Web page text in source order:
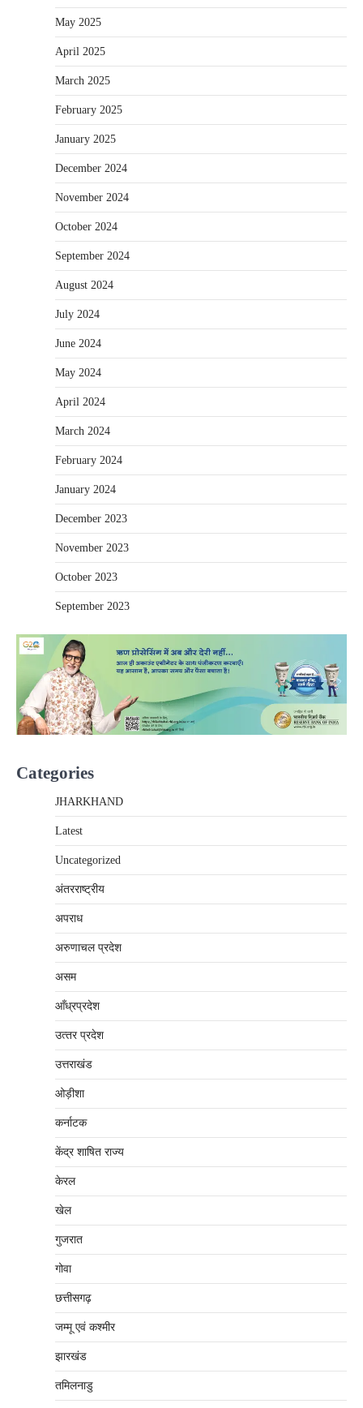
May 2025
April 2025
March 2025
February 2025
January 2025
December 2024
November 2024
October 2024
September 2024
August 2024
July 2024
June 2024
May 2024
April 2024
March 2024
February 2024
January 2024
December 2023
November 2023
October 2023
September 2023
Categories
JHARKHAND
Latest
Uncategorized
अंतरराष्‍ट्रीय
अपराध
अरुणाचल प्रदेश
असम
आँध्रप्रदेश
उत्‍तर प्रदेश
उत्तराखंड
ओड़ीशा
कर्नाटक
केंद्र शाषित राज्य
केरल
खेल
गुजरात
गोवा
छत्तीसगढ़
जम्‍मू एवं कश्‍मीर
झारखंड
तमिलनाडु